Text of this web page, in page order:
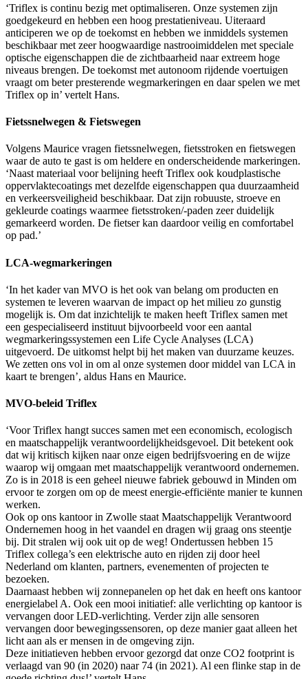
‘Triflex is continu bezig met optimaliseren. Onze systemen zijn
goedgekeurd en hebben een hoog prestatieniveau. Uiteraard
anticiperen we op de toekomst en hebben we inmiddels systemen
beschikbaar met zeer hoogwaardige nastrooimiddelen met speciale
optische eigenschappen die de zichtbaarheid naar extreem hoge
niveaus brengen. De toekomst met autonoom rijdende voertuigen
vraagt om beter presterende wegmarkeringen en daar spelen we met
Triflex op in’ vertelt Hans.
Fietssnelwegen & Fietswegen
Volgens Maurice vragen fietssnelwegen, fietsstroken en fietswegen
waar de auto te gast is om heldere en onderscheidende markeringen.
‘Naast materiaal voor belijning heeft Triflex ook koudplastische
oppervlaktecoatings met dezelfde eigenschappen qua duurzaamheid
en verkeersveiligheid beschikbaar. Dat zijn robuuste, stroeve en
gekleurde coatings waarmee fietsstroken/-paden zeer duidelijk
gemarkeerd worden. De fietser kan daardoor veilig en comfortabel
op pad.’
LCA-wegmarkeringen
‘In het kader van MVO is het ook van belang om producten en
systemen te leveren waarvan de impact op het milieu zo gunstig
mogelijk is. Om dat inzichtelijk te maken heeft Triflex samen met
een gespecialiseerd instituut bijvoorbeeld voor een aantal
wegmarkeringssystemen een Life Cycle Analyses (LCA)
uitgevoerd. De uitkomst helpt bij het maken van duurzame keuzes.
We zetten ons vol in om al onze systemen door middel van LCA in
kaart te brengen’, aldus Hans en Maurice.
MVO-beleid Triflex
‘Voor Triflex hangt succes samen met een economisch, ecologisch
en maatschappelijk verantwoordelijkheidsgevoel. Dit betekent ook
dat wij kritisch kijken naar onze eigen bedrijfsvoering en de wijze
waarop wij omgaan met maatschappelijk verantwoord ondernemen.
Zo is in 2018 is een geheel nieuwe fabriek gebouwd in Minden om
ervoor te zorgen om op de meest energie-efficiënte manier te kunnen
werken.
Ook op ons kantoor in Zwolle staat Maatschappelijk Verantwoord
Ondernemen hoog in het vaandel en dragen wij graag ons steentje
bij. Dit stralen wij ook uit op de weg! Ondertussen hebben 15
Triflex collega’s een elektrische auto en rijden zij door heel
Nederland om klanten, partners, evenementen of projecten te
bezoeken.
Daarnaast hebben wij zonnepanelen op het dak en heeft ons kantoor
energielabel A. Ook een mooi initiatief: alle verlichting op kantoor is
vervangen door LED-verlichting. Verder zijn alle sensoren
vervangen door bewegingssensoren, op deze manier gaat alleen het
licht aan als er mensen in de omgeving zijn.
Deze initiatieven hebben ervoor gezorgd dat onze CO2 footprint is
verlaagd van 90 (in 2020) naar 74 (in 2021). Al een flinke stap in de